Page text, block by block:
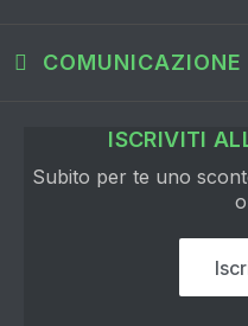
COMUNICAZIONE
ISCRIVITI
Subito per te uno